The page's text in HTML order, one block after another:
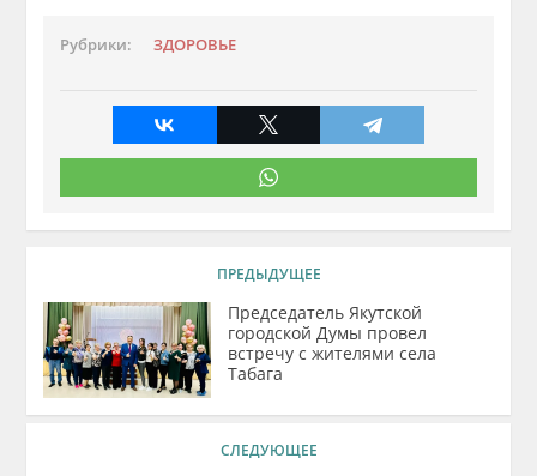
Рубрики: ЗДОРОВЬЕ
ПРЕДЫДУЩЕЕ
Председатель Якутской
городской Думы провел
встречу с жителями села
Табага
СЛЕДУЮЩЕЕ